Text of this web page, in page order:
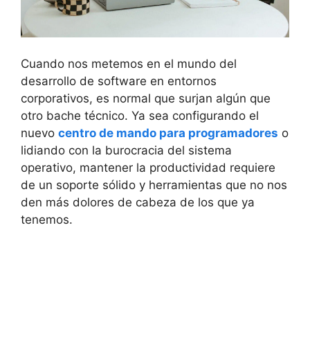
Cuando nos metemos en el mundo del
desarrollo de software en entornos
corporativos, es normal que surjan algún que
otro bache técnico. Ya sea configurando el
nuevo centro de mando para programadores o
lidiando con la burocracia del sistema
operativo, mantener la productividad requiere
de un soporte sólido y herramientas que no nos
den más dolores de cabeza de los que ya
tenemos.